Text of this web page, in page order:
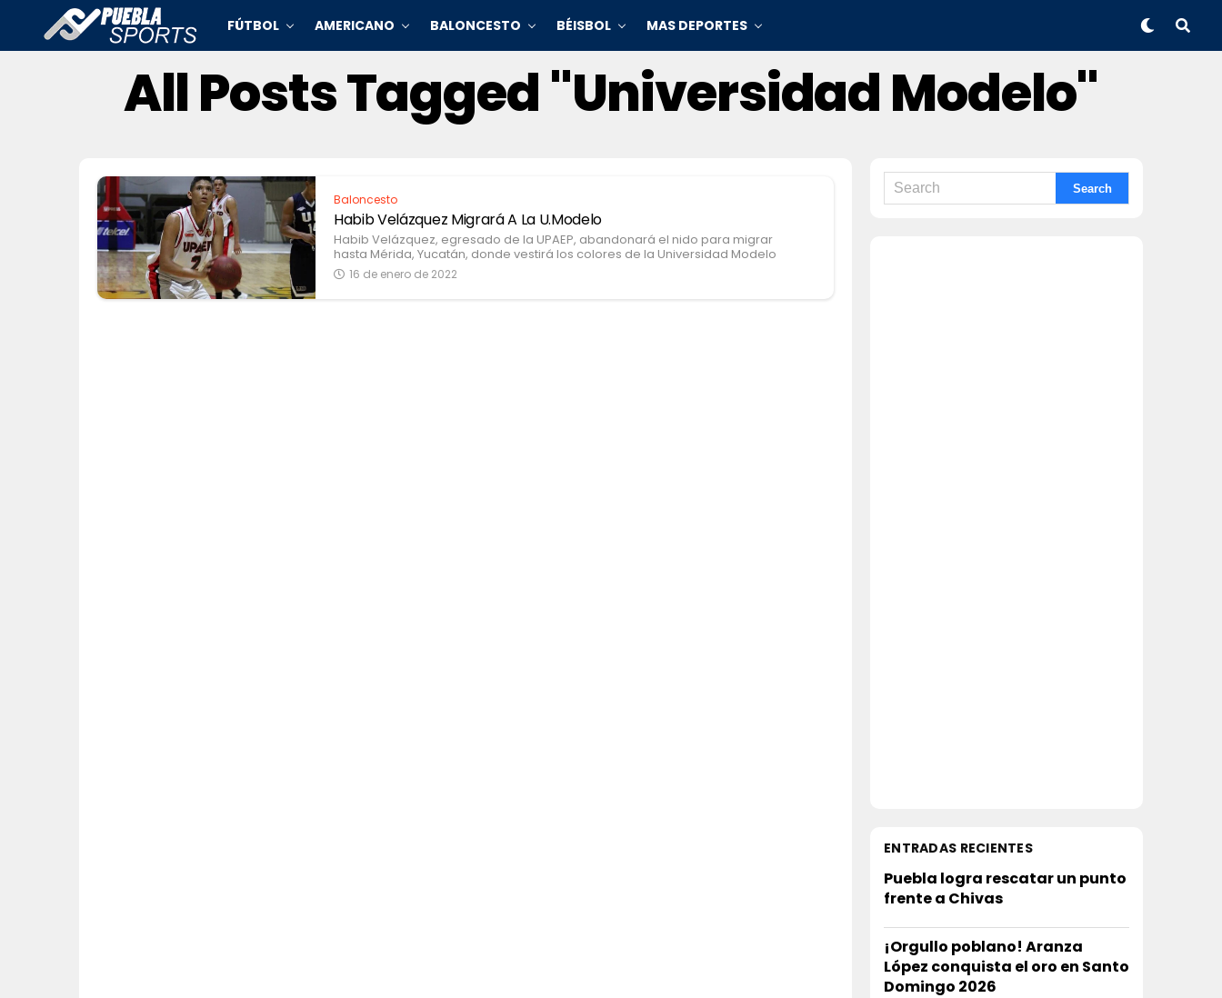
FÚTBOL AMERICANO BALONCESTO BÉISBOL MAS DEPORTES
All Posts Tagged "Universidad Modelo"
Baloncesto
Habib Velázquez Migrará A La U.Modelo
Habib Velázquez, egresado de la UPAEP, abandonará el nido para migrar
hasta Mérida, Yucatán, donde vestirá los colores de la Universidad Modelo
16 de enero de 2022
ENTRADAS RECIENTES
Puebla logra rescatar un punto
frente a Chivas
¡Orgullo poblano! Aranza
López conquista el oro en Santo
Domingo 2026